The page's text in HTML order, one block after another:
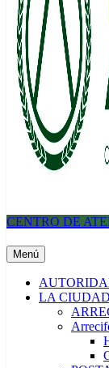
CENTRO DE
Menú
LA CIUDAD